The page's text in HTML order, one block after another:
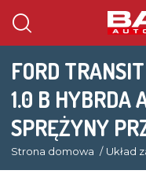
FORD
1.0 B HYBRDA
SPRĘŻYNY
Strona domowa Układ